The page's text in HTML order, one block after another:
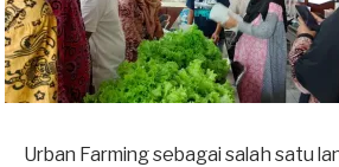
Urban Farming sebagai salah satu